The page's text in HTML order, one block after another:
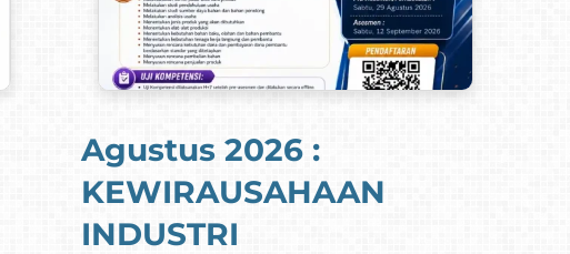
Agustus 2026 :
KEWIRAUSAHAAN
INDUSTRI